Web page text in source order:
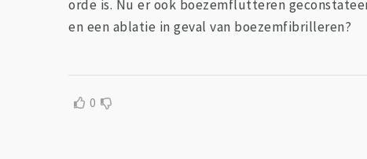
orde is. Nu er ook boezemflutteren
en een ablatie in geval van boezemfibrilleren?
0